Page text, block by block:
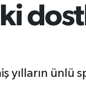
ünlü